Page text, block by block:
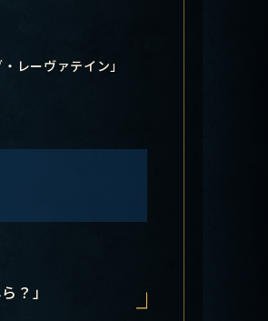
レーヴァテイン」
？」